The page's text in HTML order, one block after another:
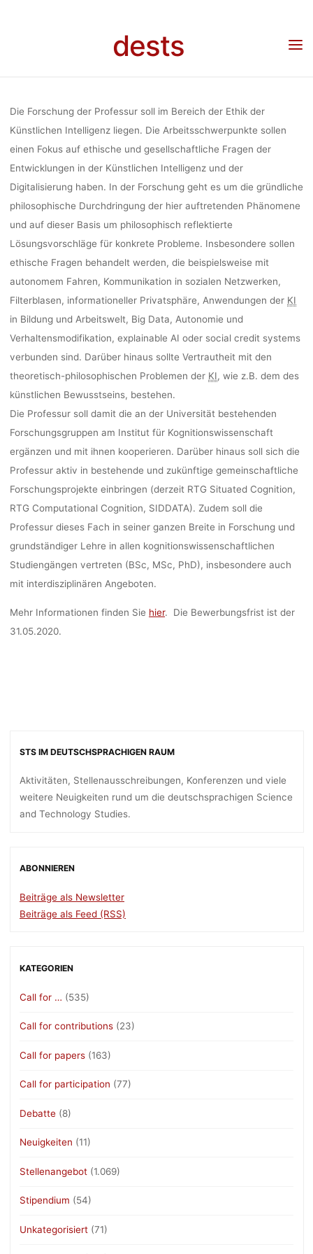
dests
(100%),
Anja Klein
Stellenangebot: Ethik der Künstlichen Intelligenz – Professur
Die Forschung der Professur soll im Bereich der Ethik der
Künstlichen Intelligenz liegen. Die Arbeitsschwerpunkte sollen
einen Fokus auf ethische und gesellschaftliche Fragen der
Entwicklungen in der Künstlichen Intelligenz und der
Digitalisierung haben. In der Forschung geht es um die gründliche
philosophische Durchdringung der hier auftretenden Phänomene
und auf dieser Basis um philosophisch reflektierte
Lösungsvorschläge für konkrete Probleme. Insbesondere sollen
ethische Fragen behandelt werden, die beispielsweise mit
autonomem Fahren, Kommunikation in sozialen Netzwerken,
Filterblasen, informationeller Privatsphäre, Anwendungen der KI
in Bildung und Arbeitswelt, Big Data, Autonomie und
Verhaltensmodifikation, explainable AI oder social credit systems
verbunden sind. Darüber hinaus sollte Vertrautheit mit den
theoretisch-philosophischen Problemen der KI, wie z.B. dem des
künstlichen Bewusstseins, bestehen.
Die Professur soll damit die an der Universität bestehenden
Forschungsgruppen am Institut für Kognitionswissenschaft
ergänzen und mit ihnen kooperieren. Darüber hinaus soll sich die
Professur aktiv in bestehende und zukünftige gemeinschaftliche
Forschungsprojekte einbringen (derzeit RTG Situated Cognition,
RTG Computational Cognition, SIDDATA). Zudem soll die
Professur dieses Fach in seiner ganzen Breite in Forschung und
grundständiger Lehre in allen kognitionswissenschaftlichen
Studiengängen vertreten (BSc, MSc, PhD), insbesondere auch
mit interdisziplinären Angeboten.
Mehr Informationen finden Sie hier. Die Bewerbungsfrist ist der
31.05.2020.
STS IM DEUTSCHSPRACHIGEN RAUM
Aktivitäten, Stellenausschreibungen, Konferenzen und viele
weitere Neuigkeiten rund um die deutschsprachigen Science
and Technology Studies.
ABONNIEREN
Beiträge als Newsletter
Beiträge als Feed (RSS)
KATEGORIEN
Call for … (535)
Call for contributions (23)
Call for papers (163)
Call for participation (77)
Debatte (8)
Neuigkeiten (11)
Stellenangebot (1.069)
Stipendium (54)
Unkategorisiert (71)